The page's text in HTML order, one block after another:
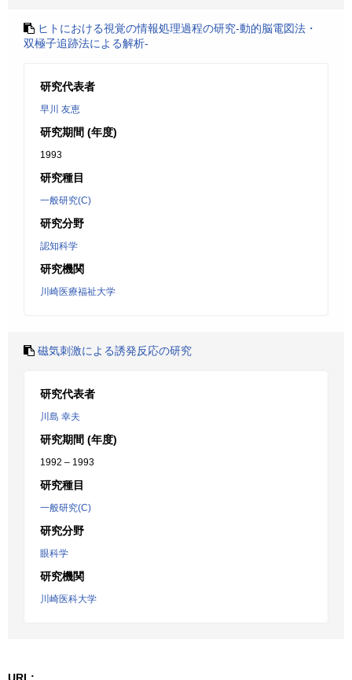
ヒトにおける視覚の情報処理過程の研究-動的脳電図法・
双極子追跡法による解析-
研究代表者
早川 友恵
研究期間 (年度)
1993
研究種目
一般研究(C)
研究分野
認知科学
研究機関
川崎医療福祉大学
磁気刺激による誘発反応の研究
研究代表者
川島 幸夫
研究期間 (年度)
1992 – 1993
研究種目
一般研究(C)
研究分野
眼科学
研究機関
川崎医科大学